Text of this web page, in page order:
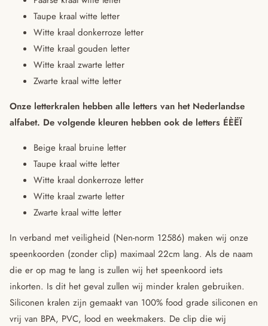
Taupe kraal witte letter
Witte kraal donkerroze letter
Witte kraal gouden letter
Witte kraal zwarte letter
Zwarte kraal witte letter
Onze letterkralen hebben alle letters van het Nederlandse
alfabet. De volgende kleuren hebben ook de letters ÉÈËÏ
Beige kraal bruine letter
Taupe kraal witte letter
Witte kraal donkerroze letter
Witte kraal zwarte letter
Zwarte kraal witte letter
In verband met veiligheid (Nen-norm 12586) maken wij onze
speenkoorden (zonder clip) maximaal 22cm lang. Als de naam
die er op mag te lang is zullen wij het speenkoord iets
inkorten. Is dit het geval zullen wij minder kralen gebruiken.
Siliconen kralen zijn gemaakt van 100% food grade siliconen en
vrij van BPA, PVC, lood en weekmakers. De clip die wij